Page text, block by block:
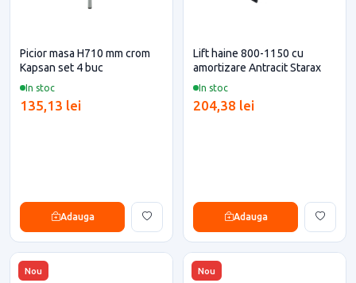
In stoc
Picior masa H710 mm crom
Kapsan set 4 buc
135,13 lei
Adauga
In stoc
Lift haine 800-1150 cu
amortizare Antracit Starax
204,38 lei
Adauga
Nou Nou